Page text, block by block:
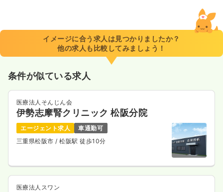
イメージに合う求人は見つかりましたか？
他の求人も比較してみましょう！
条件が似ている求人
医療法人そんじん会
伊勢志摩腎クリニック 松阪分院
エージェント求人
車通勤可
三重県松阪市 / 松阪駅 徒歩10分
医療法人スワン